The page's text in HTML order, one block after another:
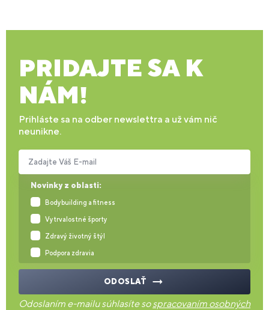
PRIDAJTE SA K
NÁM!
Prihláste sa na odber newslettra a už vám nič
neunikne.
Novinky z oblasti:
Bodybuilding a fitness
Vytrvalostné športy
Zdravý životný štýl
Podpora zdravia
Zadajte Váš E-mail
ODOSLAŤ
Odoslaním e-mailu súhlasíte sospracovaním osobných